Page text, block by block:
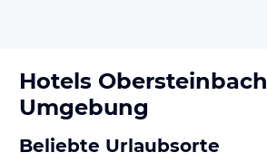
Hotels Obersteinbach
Umgebung
Beliebte Urlaubsorte